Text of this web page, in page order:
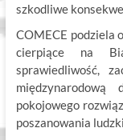
szkodliwe
COMECE podziela
cierpiące na
sprawiedliwość,
pokojowego
poszanowania